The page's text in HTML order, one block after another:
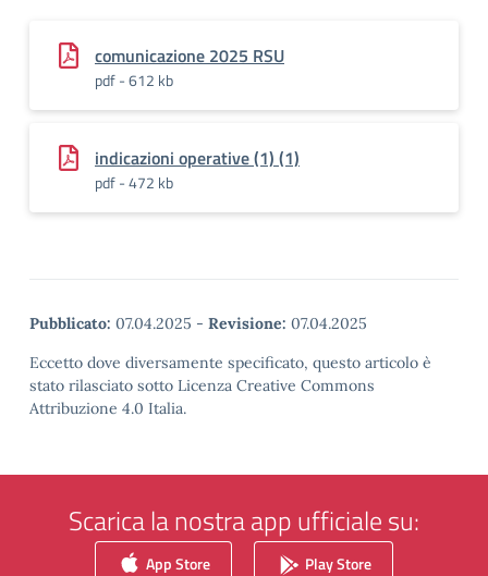
comunicazione 2025 RSU
pdf - 612 kb
indicazioni operative (1) (1)
pdf - 472 kb
Pubblicato: 07.04.2025 - Revisione: 07.04.2025
Eccetto dove diversamente specificato, questo articolo è
stato rilasciato sotto Licenza Creative Commons
Attribuzione 4.0 Italia.
Scarica la nostra app ufficiale su:
App Store Play Store